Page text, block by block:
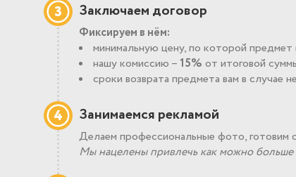
3 Заключаем договор
Фиксируем в нём:
минимальную цену, по которой
нашу комиссию – 15% от итоговой
сроки возврата предмета вам в случае
4 Занимаемся рекламой
Делаем профессиональные фото, готовим
Мы нацелены привлечь как можно больше